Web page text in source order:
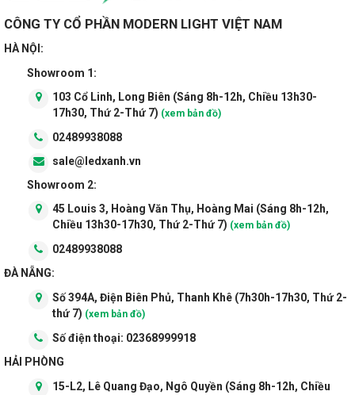
Gác xép, Phòng làm việc / Văn phòng...
CÔNG TY CỔ PHẦN MODERN LIGHT VIỆT NAM
HÀ NỘI:
Showroom 1:
103 Cổ Linh, Long Biên (Sáng 8h-12h, Chiều 13h30-
17h30, Thứ 2-Thứ 7) (xem bản đồ)
02489938088
sale@ledxanh.vn
Showroom 2:
45 Louis 3, Hoàng Văn Thụ, Hoàng Mai (Sáng 8h-12h,
Chiều 13h30-17h30, Thứ 2-Thứ 7) (xem bản đồ)
02489938088
ĐÀ NẴNG:
Số 394A, Điện Biên Phủ, Thanh Khê (7h30h-17h30, Thứ 2-
thứ 7) (xem bản đồ)
Số điện thoại: 02368999918
HẢI PHÒNG
15-L2, Lê Quang Đạo, Ngô Quyền (Sáng 8h-12h, Chiều